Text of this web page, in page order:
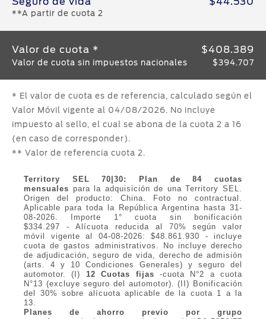
**A partir de cuota 2
Valor de cuota * $408.389
Valor de cuota sin impuestos nacionales $394.707
* El valor de cuota es de referencia, calculado según el
Valor Móvil vigente al 04/08/2026. No incluye
impuesto al sello, el cual se abona de la cuota 2 a 16
(en caso de corresponder).
** Valor de referencia cuota 2.
Territory SEL 70|30: Plan de 84 cuotas
mensuales para la adquisición de una Territory SEL.
Origen del producto: China. Foto no contractual.
Aplicable para toda la República Argentina hasta 31-
08-2026. Importe 1° cuota sin bonificación
$334.297 - Alícuota reducida al 70% según valor
móvil vigente al 04-08-2026: $48.861.930 - incluye
cuota de gastos administrativos. No incluye derecho
de adjudicación, seguro de vida, derecho de admisión
(arts. 4 y 10 Condiciones Generales) y seguro del
automotor. (I) 12 Cuotas fijas -cuota N°2 a cuota
N°13 (excluye seguro del automotor).(II) Bonificación
del 30% sobre alícuota aplicable de la cuota 1 a la
13.
Planes de ahorro previo por grupo